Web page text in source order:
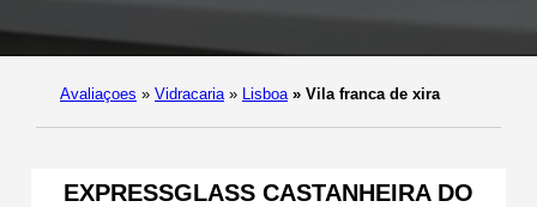
Avaliaçoes » Vidracaria » Lisboa » Vila franca de xira
EXPRESSGLASS CASTANHEIRA DO